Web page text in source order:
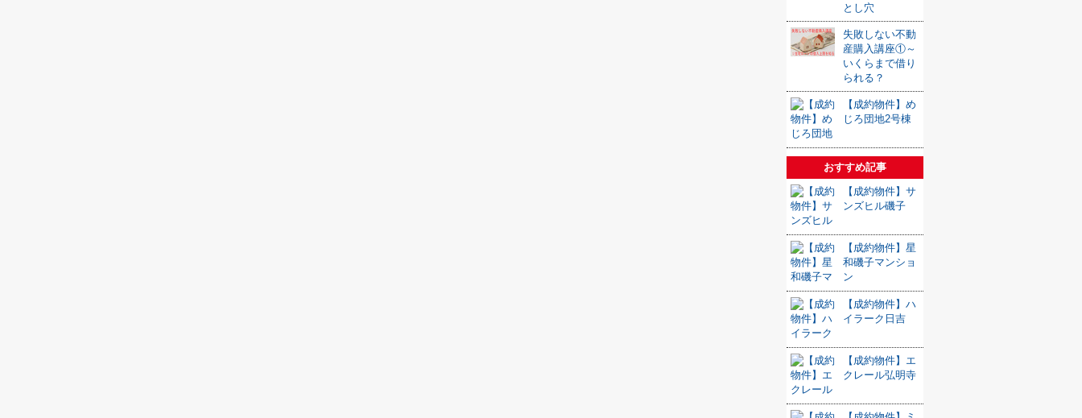
とし穴
失敗しない不動
産購入講座①～
いくらまで借り
られる？
【成約物件】め
じろ団地2号棟
おすすめ記事
【成約物件】サ
ンズヒル磯子
【成約物件】星
和磯子マンショ
ン
【成約物件】ハ
イラーク日吉
【成約物件】エ
クレール弘明寺